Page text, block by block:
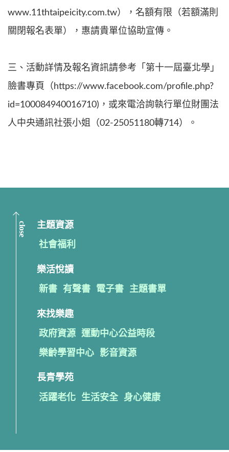
www.11thtaipeicity.com.tw），名額有限（若額滿則
關閉報名表單），惠請貴單位協助宣傳。
三、活動詳情及報名資訊請參考「第十一屆臺北學」
臉書專頁（https://www.facebook.com/profile.php?
id=100084940016710)，或來電洽詢執行單位財團法
人中央通訊社張小姐（02-25051180轉714）。
close 主題資源
社會福利
樂活悅讀
新書 有聲書 電子書 主題書單
來找樂趣
政府資源 運動中心公益時段
樂齡學習中心 影音資源
長青學苑
活躍老化 生活安全 身心健康